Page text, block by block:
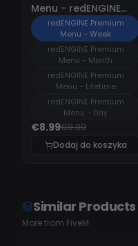
Menu - redENGINE
Premium Menu
redENGINE Premium
Menu - Week
redENGINE Premium
Menu - Month
redENGINE Premium
Menu - Lifetime
redENGINE Premium
Menu - Day
€8.99€9.99
Dodaj do koszyka
Similar Products
More from FiveM
UNDETECTED